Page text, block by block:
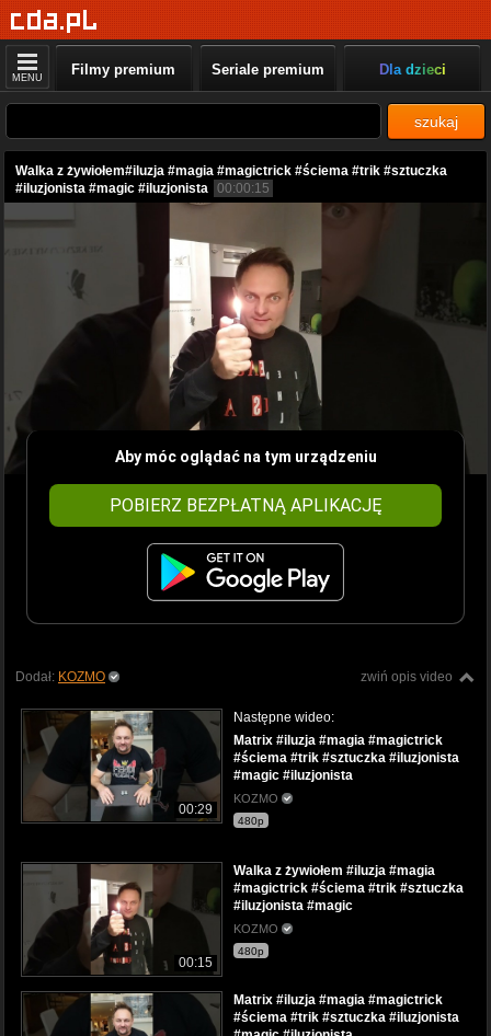
MENU Filmy premium Seriale premium Dla dzieci
szukaj
Walka z żywiołem#iluzja #magia #magictrick #ściema #trik #sztuczka
#iluzjonista #magic #iluzjonista 00:00:15
Aby móc oglądać na tym urządzeniu
POBIERZ BEZPŁATNĄ APLIKACJĘ
zwiń opis video
Dodał: KOZMO
00:29
Następne wideo:
Matrix #iluzja #magia #magictrick
#ściema #trik #sztuczka #iluzjonista
#magic #iluzjonista
KOZMO
480p
00:15
Walka z żywiołem #iluzja #magia
#magictrick #ściema #trik #sztuczka
#iluzjonista #magic
KOZMO
480p
Matrix #iluzja #magia #magictrick
#ściema #trik #sztuczka #iluzjonista